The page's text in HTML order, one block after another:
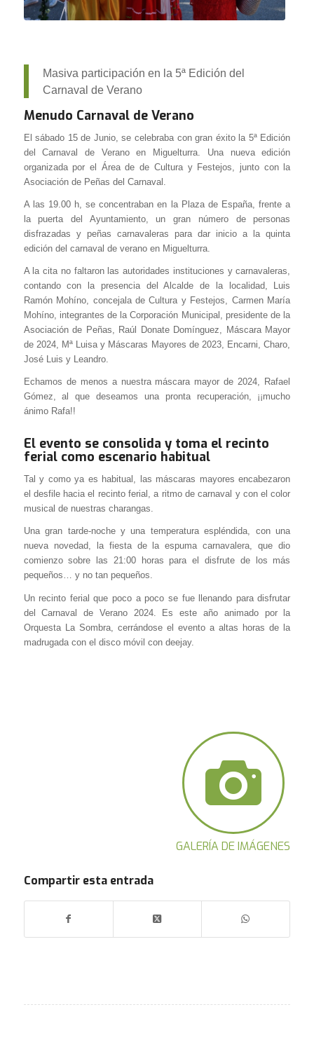
Masiva participación en la 5ª Edición del
Carnaval de Verano
Menudo Carnaval de Verano
El sábado 15 de Junio, se celebraba con gran éxito la 5ª Edición
del Carnaval de Verano en Miguelturra. Una nueva edición
organizada por el Área de de Cultura y Festejos, junto con la
Asociación de Peñas del Carnaval.
A las 19.00 h, se concentraban en la Plaza de España, frente a
la puerta del Ayuntamiento, un gran número de personas
disfrazadas y peñas carnavaleras para dar inicio a la quinta
edición del carnaval de verano en Miguelturra.
A la cita no faltaron las autoridades instituciones y carnavaleras,
contando con la presencia del Alcalde de la localidad, Luis
Ramón Mohíno, concejala de Cultura y Festejos, Carmen María
Mohíno, integrantes de la Corporación Municipal, presidente de la
Asociación de Peñas, Raúl Donate Domínguez, Máscara Mayor
de 2024, Mª Luisa y Máscaras Mayores de 2023, Encarni, Charo,
José Luis y Leandro.
Echamos de menos a nuestra máscara mayor de 2024, Rafael
Gómez, al que deseamos una pronta recuperación, ¡¡mucho
ánimo Rafa!!
El evento se consolida y toma el recinto
ferial como escenario habitual
Tal y como ya es habitual, las máscaras mayores encabezaron
el desfile hacia el recinto ferial, a ritmo de carnaval y con el color
musical de nuestras charangas.
Una gran tarde-noche y una temperatura espléndida, con una
nueva novedad, la fiesta de la espuma carnavalera, que dio
comienzo sobre las 21:00 horas para el disfrute de los más
pequeños… y no tan pequeños.
Un recinto ferial que poco a poco se fue llenando para disfrutar
del Carnaval de Verano 2024. Es este año animado por la
Orquesta La Sombra, cerrándose el evento a altas horas de la
madrugada con el disco móvil con deejay.
GALERÍA DE IMÁGENES
Compartir esta entrada